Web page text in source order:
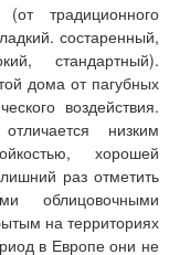
традиционного
состаренный,
стандартный).
дома от пагубных
воздействия.
низким
хорошей
раз отметить
облицовочными
на территориях
в Европе они не